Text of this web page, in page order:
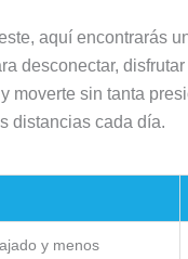
aquí encontrarás
desconectar,
moverte sin tanta
distancias cada día.
y menos